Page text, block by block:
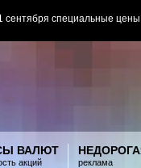
сентября специальные
ВАЛЮТ
акций реклама